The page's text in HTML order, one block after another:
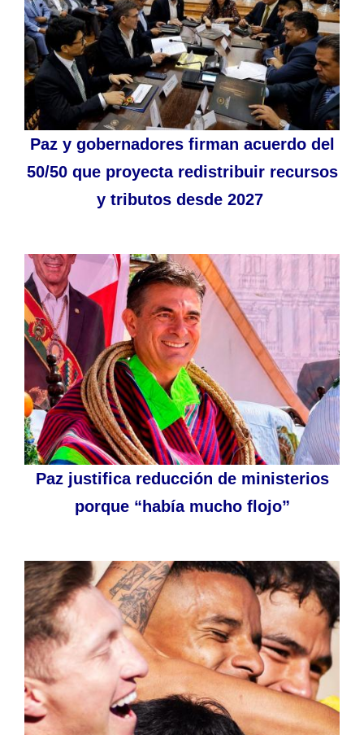
Paz y gobernadores firman acuerdo del
50/50 que proyecta redistribuir recursos
y tributos desde 2027
Paz justifica reducción de ministerios
porque “había mucho flojo”